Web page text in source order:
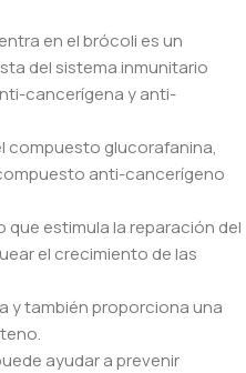
en el brócoli es un
del sistema inmunitario
cancerígena y anti-
compuesto glucorafanina,
anti-cancerígeno
estimula la reparación del
el crecimiento de las
y también proporciona una
ayudar a prevenir